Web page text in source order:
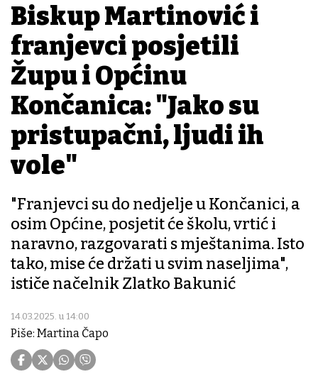
Biskup Martinović i
franjevci posjetili
Župu i Općinu
Končanica: "Jako su
pristupačni, ljudi ih
vole"
"Franjevci su do nedjelje u Končanici, a
osim Općine, posjetit će školu, vrtić i
naravno, razgovarati s mještanima. Isto
tako, mise će držati u svim naseljima",
ističe načelnik Zlatko Bakunić
14.03.2025. u 14:00
Piše: Martina Čapo